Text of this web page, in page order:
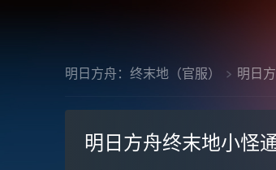
明日方舟：终末地（官服） 明日
明日方舟终末地小怪